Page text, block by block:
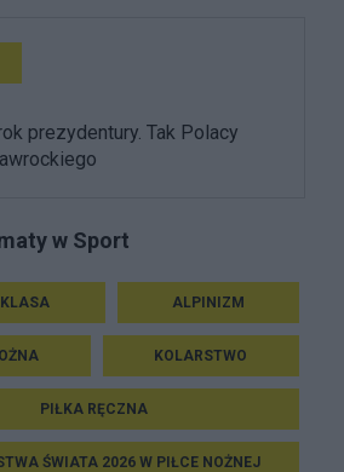
prezydentury. Tak Polacy
w Sport
ALPINIZM
KOLARSTWO
PIŁKA RĘCZNA
ŚWIATA 2026 W PIŁCE NOŻNEJ